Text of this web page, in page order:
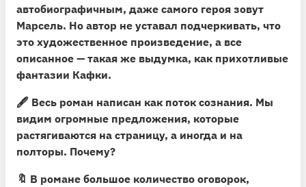
автобиографичным, даже самого героя зовут
Марсель. Но автор не уставал подчеркивать, что
это художественное произведение, а все
описанное — такая же выдумка, как прихотливые
фантазии Кафки.
🖋 Весь роман написан как поток сознания. Мы
видим огромные предложения, которые
растягиваются на страницу, а иногда и на
полторы. Почему?
🔖 В романе большое количество оговорок,